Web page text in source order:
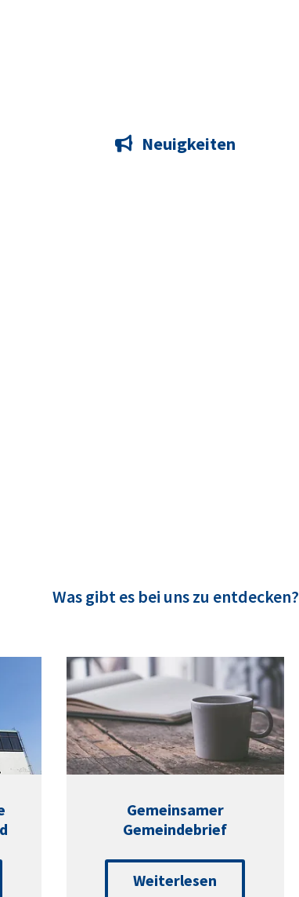
Neuigkeiten
Was gibt es bei uns zu entdecken?
Gemeinsamer
Gemeindebrief
Weiterlesen